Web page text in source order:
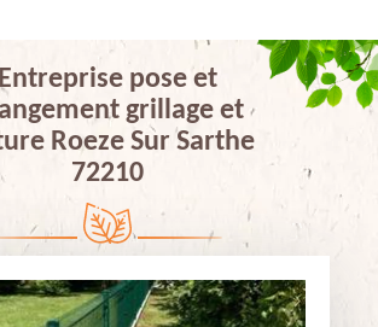
Entreprise pose et
grillage et
Roeze Sur Sarthe
72210